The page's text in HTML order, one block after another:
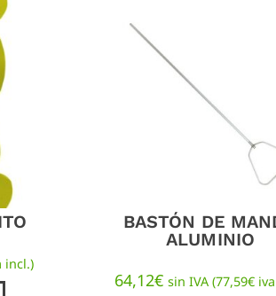
incl.)
BASTÓN DE
ALUMINIO
64,12€ sin IVA (77,59€iva